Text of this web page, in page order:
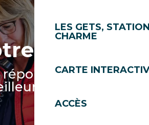
LES GETS,
CHARME
CARTE
ACCÈS
écoute
répondrons dans les
délais